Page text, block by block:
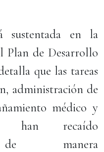
sustentada en la
Plan de Desarrollo
que las tareas
administración de
médico y
han recaído
de manera